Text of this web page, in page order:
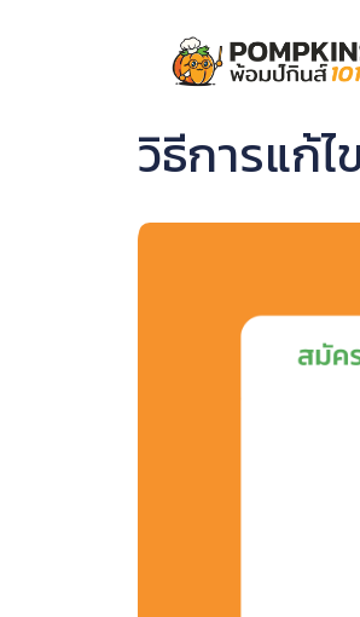
วิธีการแก้